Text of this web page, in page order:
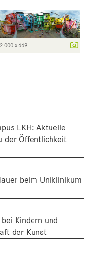
2 000 x 669
LKH: Aktuelle
der Öffentlichkeit
beim Uniklinikum
Kindern und
der Kunst